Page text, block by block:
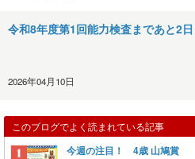
令和8年度第1回能力検査まであと2日
2026年04月10日
このブログでよく読まれている記事
今週の注目！ 4歳 山鳩賞